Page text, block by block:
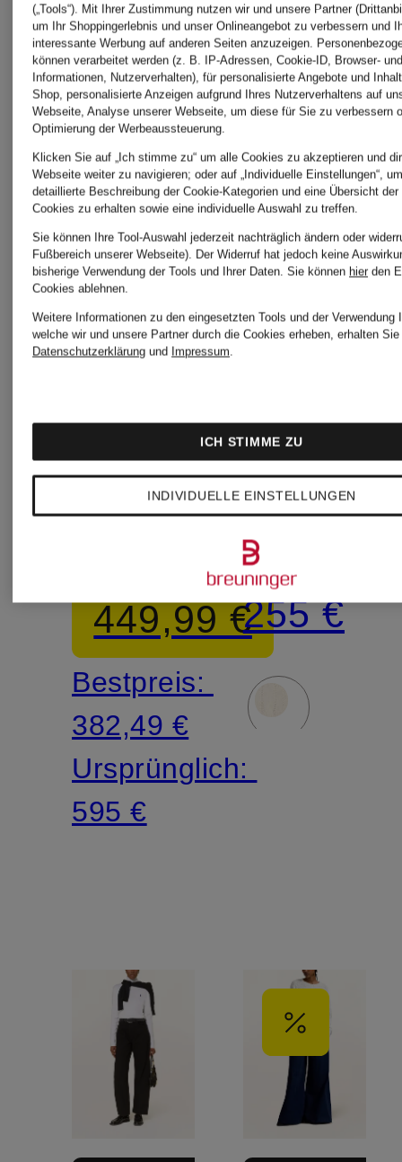
+Aktionsrabatt
POLO
RALPH
LAUREN
449,99 €
Bestpreis:
382,49 €
Ursprünglich:
595 €
RALPH
LAUREN
Strick-
Poloshirt
255 €
(„Tools“). Mit Ihrer Zustimmung nutzen wir und unsere Partner
um Ihr Shoppingerlebnis und unser Onlineangebot zu verbessern und
interessante Werbung auf anderen Seiten anzuzeigen.
können verarbeitet werden (z. B. IP-Adressen, Cookie-ID, Browser-
Informationen, Nutzerverhalten), für personalisierte Angebote und
Shop, personalisierte Anzeigen aufgrund Ihres Nutzerverhaltens auf
Webseite, Analyse unserer Webseite, um diese für Sie zu verbessern
Optimierung der Werbeaussteuerung.
Klicken Sie auf „Ich stimme zu“ um alle Cookies zu akzeptieren und
Webseite weiter zu navigieren; oder auf „Individuelle Einstellungen“,
detaillierte Beschreibung der Cookie-Kategorien und eine Übersicht
Cookies zu erhalten sowie eine individuelle Auswahl zu treffen.
Sie können Ihre Tool-Auswahl jederzeit nachträglich ändern oder
Fußbereich unserer Webseite). Der Widerruf hat jedoch keine
bisherige Verwendung der Tools und Ihrer Daten. Sie können hier den
Cookies ablehnen.
Weitere Informationen zu den eingesetzten Tools und der Verwendung
welche wir und unsere Partner durch die Cookies erheben, erhalten
Datenschutzerklärung und Impressum.
INDIVIDUELLE EINSTELLUNGEN
ICH STIMME ZU